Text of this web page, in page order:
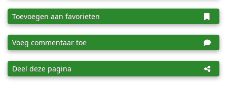
Toevoegen aan favorieten
Voeg commentaar toe
Deel deze pagina